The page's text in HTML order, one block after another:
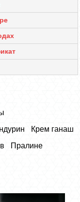
Крем ганаш
Пралине